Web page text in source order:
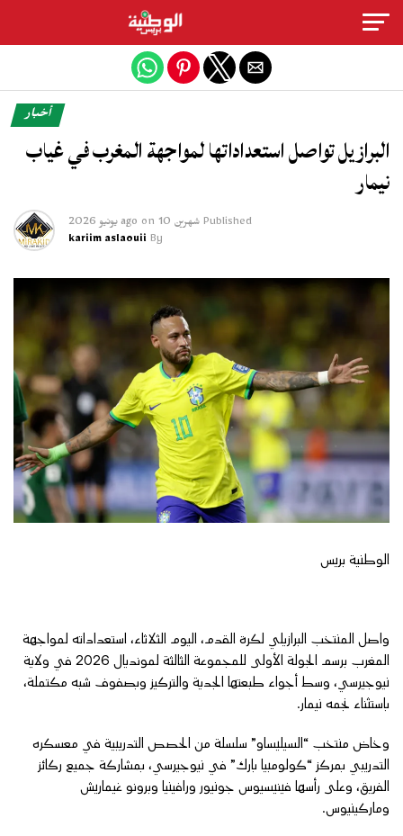
أخبار
البرازيل تواصل استعداداتها لمواجهة المغرب في غياب
نيمار
Published شهرين ago on 10 يونيو 2026
By
kariim aslaouii
الوطنية بريس
واصل المنتخب البرازيلي لكرة القدم، اليوم الثلاثاء، استعداداته لمواجهة
المغرب برسم الجولة الأولى للمجموعة الثالثة لمونديال 2026 في ولاية
نيوجيرسي، وسط أجواء طبعتها الجدية والتركيز وبصفوف شبه مكتملة،
باستثناء نجمه نيمار.
وخاض منتخب “السيليساو” سلسلة من الحصص التدريبية في معسكره
التدريبي بمركز “كولومبيا بارك” في نيوجيرسي، بمشاركة جميع ركائز
الفريق، وعلى رأسها فينيسيوس جونيور ورافينيا وبرونو غيماريش
وماركينيوس.
Exit mobile version